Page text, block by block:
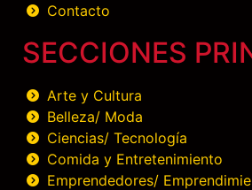
Contacto
SECCIONES
Arte y Cultura
Belleza/ Moda
Ciencias/ Tecnología
Comida y Entretenimiento
Emprendedores/